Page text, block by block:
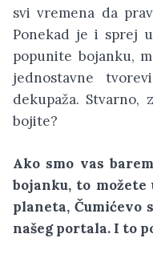
svi vremena da
Ponekad je i sprej
popunite bojanku,
jednostavne
dekupaža.
bojite?
Ako smo vas
bojanku, to
planeta, Čumićevo
našeg portala. I to